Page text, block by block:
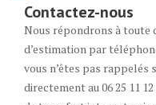
Contactez-nous
Nous répondrons à toute
d’estimation par
vous n’êtes pas rappelés
directement au 06 25 11